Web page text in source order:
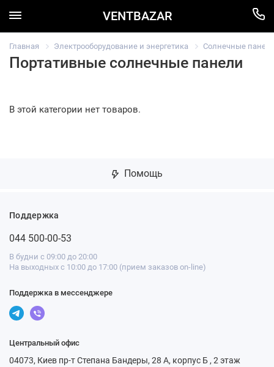
VENTBAZAR
Главная Электрооборудование и энергетика Солнечные
Портативные солнечные панели
В этой категории нет товаров.
Помощь
Поддержка
044 500-00-53
В будни с 09:00 до 20:00
На выходных с 10:00 до 17:00 (прием заказов on-line)
Поддержка в мессенджере
Центральный офис
04073, Киев пр-т Степана Бандеры, 28 А, корпус Б , 2 этаж